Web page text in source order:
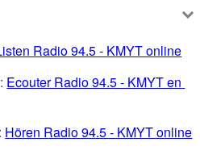
Radio 94.5 - KMYT online
Ecouter Radio 94.5 - KMYT en
Hören Radio 94.5 - KMYT online